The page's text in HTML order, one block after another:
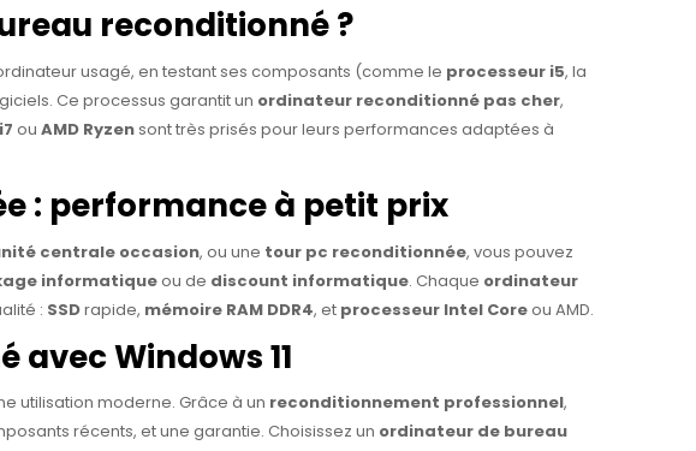
reconditionné ?
usagé, en testant ses composants (comme le processeur i5, la
Ce processus garantit un ordinateur reconditionné pas cher,
i7 ou AMD Ryzensont très prisés pour leurs performances adaptées à
: performance à petit prix
centrale occasion, ou une tour pc reconditionnée, vous pouvez
informatiqueou de discount informatique. Chaque ordinateur
: SSDrapide, mémoire RAM DDR4, et processeur Intel Coreou AMD.
Windows 11
utilisation moderne. Grâce à un reconditionnement professionnel,
récents, et une garantie. Choisissez un ordinateur de bureau